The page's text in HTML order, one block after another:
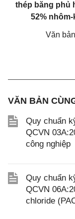
thép băng phủ
52%
Văn
VĂN BẢN
Quy chuẩn
QCVN
công nghiệp
Quy chuẩn
QCVN
chloride